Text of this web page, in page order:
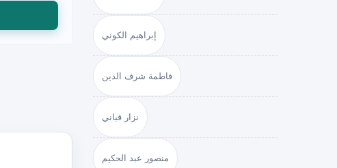
إبراهيم الكوني
فاطمة شرف الدين
نزار قباني
منصور عبد الحكيم